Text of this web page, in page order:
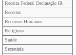
Receita Federal Declaração IR
Receitas
Recursos Humanos
Religioso
Saúde
Secretária